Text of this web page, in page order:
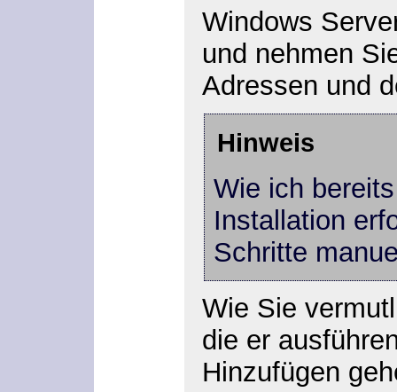
Windows
und nehmen
Adressen und
Hinweis
Wie ich
Installation
Schritte
Wie Sie
die er
Hinzufügen